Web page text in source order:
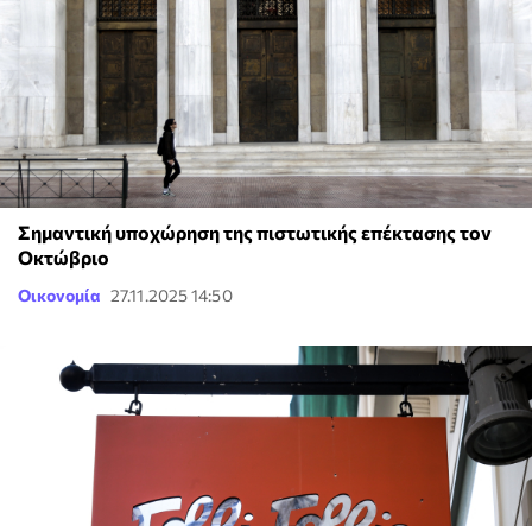
Σημαντική υποχώρηση της πιστωτικής επέκτασης τον
Οκτώβριο
Οικονομία 27.11.2025 14:50